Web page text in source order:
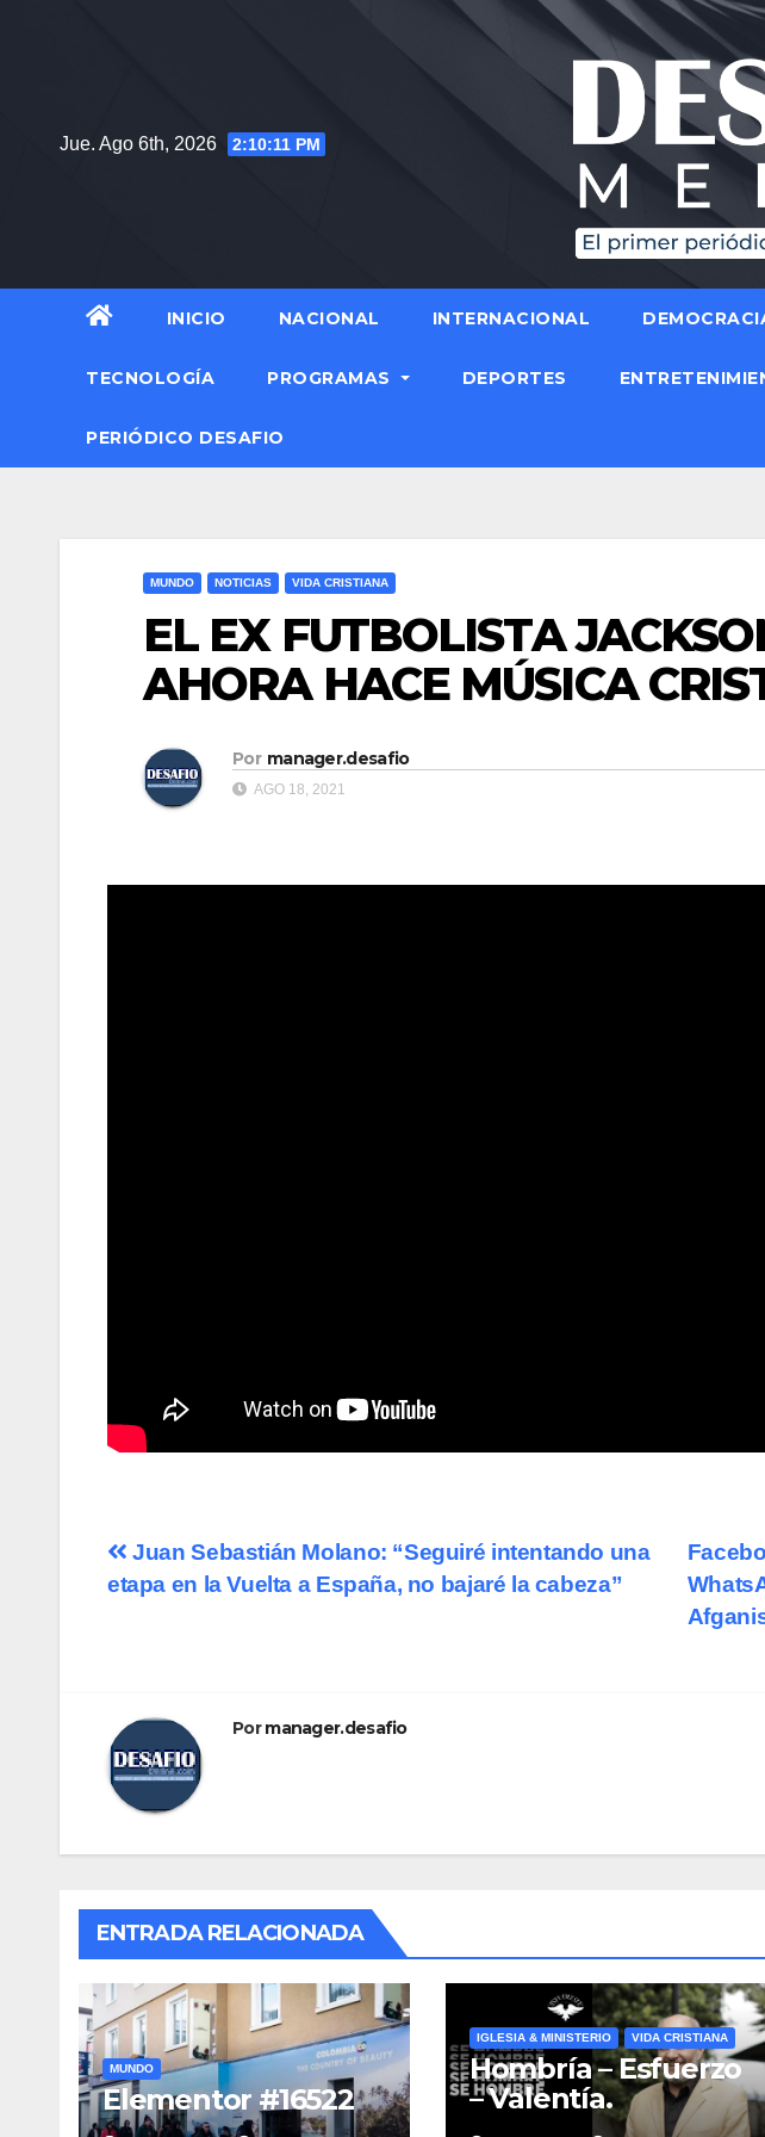
Jue. Ago 6th, 2026 2:10:12 PM
INICIO NACIONAL INTERNACIONAL
TECNOLOGÍA PROGRAMAS DEPORTES
PERIÓDICO DESAFIO
MUNDO NOTICIAS VIDA CRISTIANA
EL EX FUTBOLISTA
AHORA HACE MÚSICA
Por manager.desafio
AGO 18, 2021
Navegación
de
Juan Sebastián Molano: “Seguiré intentando una
etapa en la Vuelta a España, no bajaré la cabeza”
Pormanager.desafio
ENTRADA RELACIONADA
MUNDO
Elementor #16522
IGLESIA & MINISTERIO VIDA CRISTIANA
Hombría – Esfuerzo
– Valentía.
Esfuerzate y se